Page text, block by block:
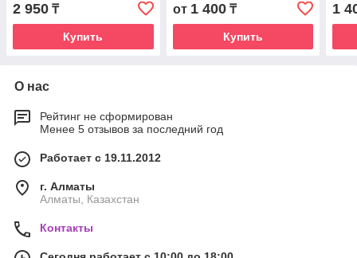
2 950 ₸
Купить
от 1 400₸
Купить
1
О нас
Рейтинг не сформирован
Менее 5 отзывов за последний год
Работает с 19.11.2012
г. Алматы
Алматы, Казахстан
Контакты